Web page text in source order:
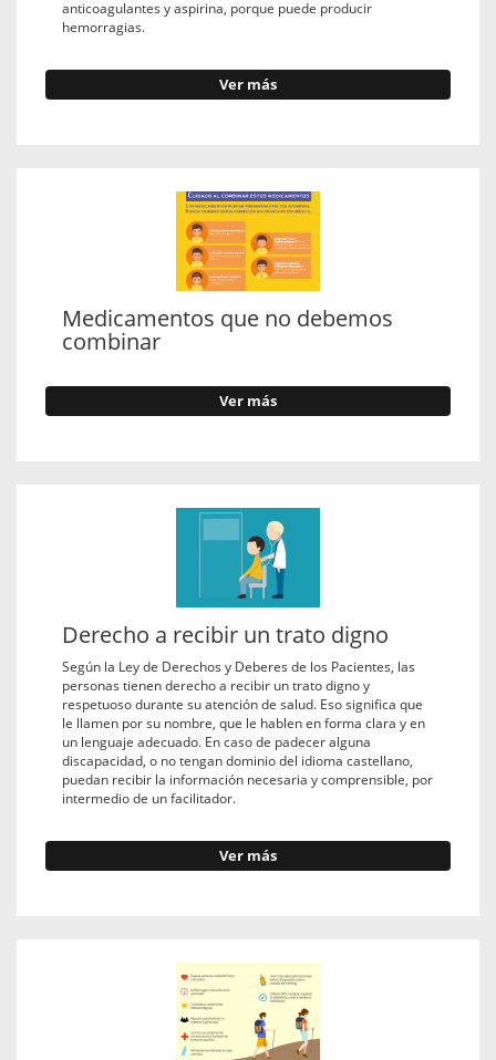
anticoagulantes y aspirina, porque puede producir
hemorragias.
Ver más
Medicamentos que no debemos
combinar
Ver más
Derecho a recibir un trato digno
Según la Ley de Derechos y Deberes de los Pacientes, las
personas tienen derecho a recibir un trato digno y
respetuoso durante su atención de salud. Eso significa que
le llamen por su nombre, que le hablen en forma clara y en
un lenguaje adecuado. En caso de padecer alguna
discapacidad, o no tengan dominio del idioma castellano,
puedan recibir la información necesaria y comprensible, por
intermedio de un facilitador.
Ver más